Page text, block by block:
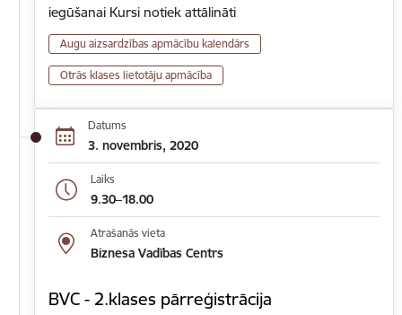
iegūšanai Kursi notiek attālināti
Augu aizsardzības apmācību kalendārs
Otrās klases lietotāju apmācība
Datums
3. novembris, 2020
Laiks
9.30–18.00
Atrašanās vieta
Biznesa Vadības Centrs
BVC - 2.klases pārreģistrācija